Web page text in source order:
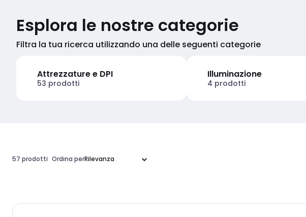
Esplora le nostre categorie
Filtra la tua ricerca utilizzando una delle seguenti categorie
Attrezzature e DPI
53 prodotti
Illuminazione
4 prodotti
57 prodotti Ordina per